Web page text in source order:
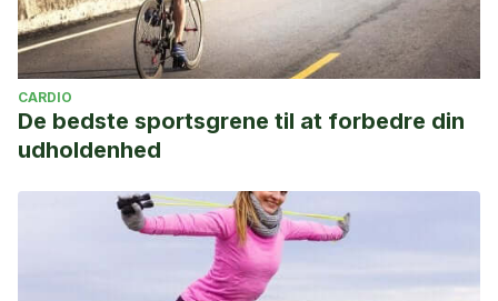
CARDIO
De bedste sportsgrene til at forbedre din
udholdenhed